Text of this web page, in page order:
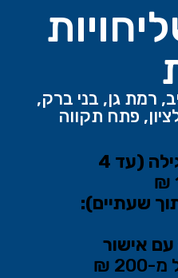
רמת גן, בני ברק,
פתח תקווה
שליחות משפטית רגילה (עד 4
שעתיים):
אישור
₪